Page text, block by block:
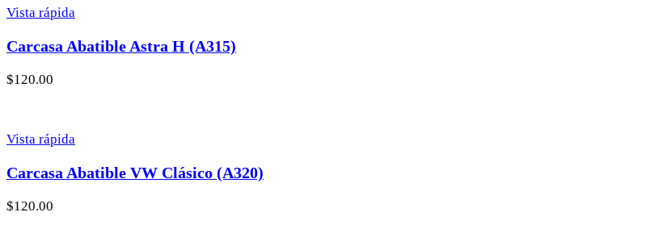
Vista rápida
Carcasa Abatible Astra H (A315)
$120.00
Vista rápida
Carcasa Abatible VW Clásico (A320)
$120.00